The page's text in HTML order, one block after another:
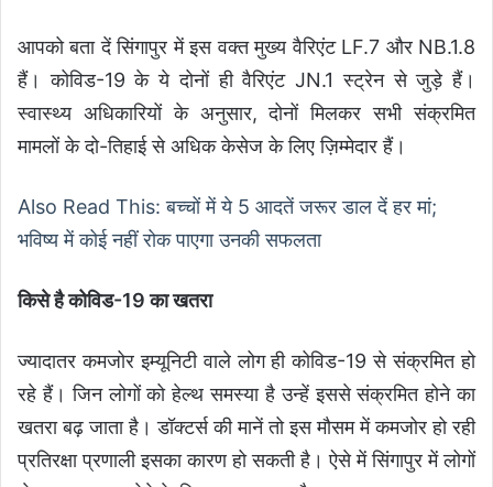
आपको बता दें सिंगापुर में इस वक्त मुख्य वैरिएंट LF.7 और NB.1.8
हैं। कोविड-19 के ये दोनों ही वैरिएंट JN.1 स्ट्रेन से जुड़े हैं।
स्वास्थ्य अधिकारियों के अनुसार, दोनों मिलकर सभी संक्रमित
मामलों के दो-तिहाई से अधिक केसेज के लिए ज़िम्मेदार हैं।
Also Read This: बच्चों में ये 5 आदतें जरूर डाल दें हर मां;
भविष्य में कोई नहीं रोक पाएगा उनकी सफलता
किसे है कोविड-19 का खतरा
ज्यादातर कमजोर इम्यूनिटी वाले लोग ही कोविड-19 से संक्रमित हो
रहे हैं। जिन लोगों को हेल्थ समस्या है उन्हें इससे संक्रमित होने का
खतरा बढ़ जाता है। डॉक्टर्स की मानें तो इस मौसम में कमजोर हो रही
प्रतिरक्षा प्रणाली इसका कारण हो सकती है। ऐसे में सिंगापुर में लोगों